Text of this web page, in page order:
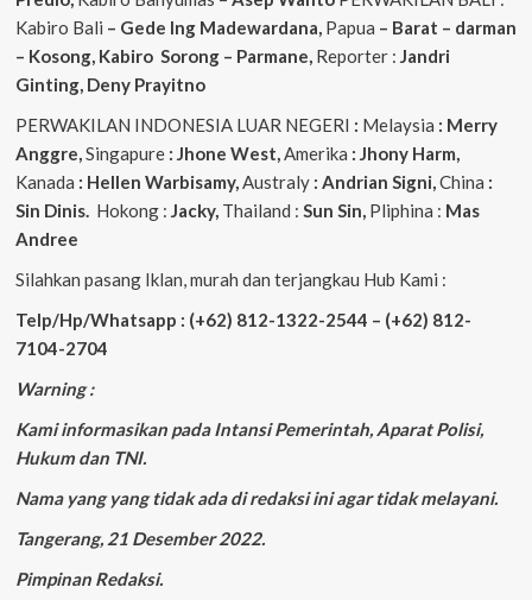
Kabiro Bali – Gede Ing Madewardana, Papua – Barat – darman
– Kosong, Kabiro Sorong – Parmane, Reporter : Jandri
Ginting, Deny Prayitno
PERWAKILAN INDONESIA LUAR NEGERI : Melaysia : Merry
Anggre,Singapure: Jhone West,Amerika : Jhony Harm,
Kanada : Hellen Warbisamy,Australy : Andrian Signi,China :
Sin Dinis. Hokong : Jacky, Thailand : Sun Sin, Pliphina : Mas
Andree
Silahkan pasang Iklan, murah dan terjangkau Hub Kami :
Telp/Hp/Whatsapp : (+62) 812-1322-2544 – (+62) 812-
7104-2704
Warning :
Kami informasikan pada Intansi Pemerintah, Aparat Polisi,
Hukum dan TNI.
Nama yang yang tidak ada di redaksi ini agar tidak melayani.
Tangerang, 21 Desember 2022.
Pimpinan Redaksi.